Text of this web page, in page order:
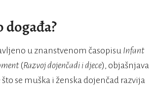
događa?
u znanstvenom časopisu Infant
(Razvoj dojenčadi i djece), objašnjava
se muška i ženska dojenčad razvija